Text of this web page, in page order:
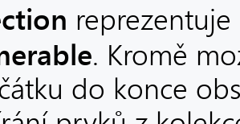
. Kromě
do konce